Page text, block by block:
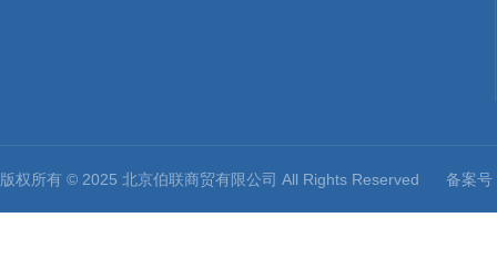
版权所有 © 2025 北京伯联商贸有限公司 All Rights Reserved 备案号